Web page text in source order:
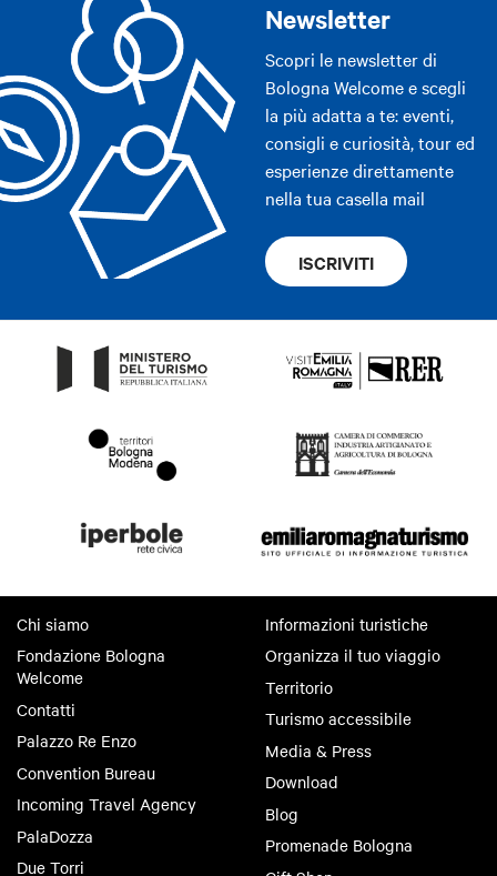
Newsletter
Scopri le newsletter di
Bologna Welcome e scegli
la più adatta a te: eventi,
consigli e curiosità, tour ed
esperienze direttamente
nella tua casella mail
ISCRIVITI
Chi siamo
Fondazione Bologna
Welcome
Contatti
Palazzo Re Enzo
Convention Bureau
Incoming Travel Agency
PalaDozza
Due Torri
Informazioni turistiche
Organizza il tuo viaggio
Territorio
Turismo accessibile
Media & Press
Download
Blog
Promenade Bologna